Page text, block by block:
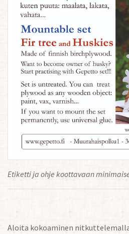
Etiketti ja ohje koottavaan
Aloita kokoaminen